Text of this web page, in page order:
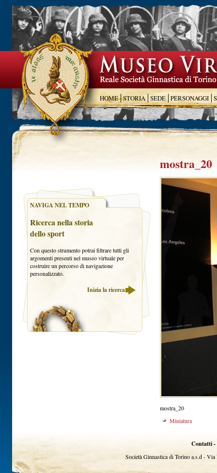
HOME STORIA SEDE PERSONAGGI
NAVIGA NEL TEMPO
Ricerca nella storia
dello sport
Con questo strumento potrai filtrare tutti gli
argomenti presenti nel museo virtuale per
costruire un percorso di navigazione
personalizzato.
Inizia la ricerca
mostra_20
mostra_20
Miniatura
Contatti -
Società Ginnastica di Torino a.s.d -